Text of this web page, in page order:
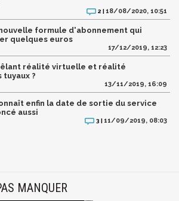
2 |18/08/2020, 10:51
formule d'abonnement qui
quelques euros
17/12/2019, 12:23
réalité virtuelle et réalité
tuyaux ?
13/11/2019, 16:09
enfin la date de sortie du service
aussi
3 |11/09/2019, 08:03
MANQUER